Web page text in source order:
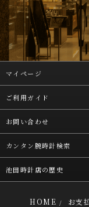
マイページ
ご利用ガイド
お問い合わせ
カンタン腕時計検索
池田時計店の歴史
HOME / お支